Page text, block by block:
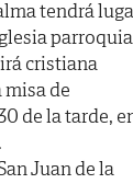
tendrá
cristiana
de
de la tarde,
Juan de la